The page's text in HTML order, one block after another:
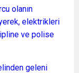
olanın
elektrikleri
ve polise
geleni